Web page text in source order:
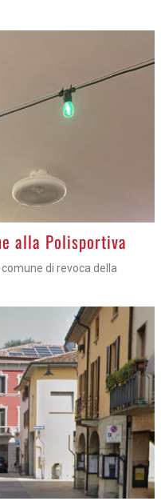
alla Polisportiva
di revoca della